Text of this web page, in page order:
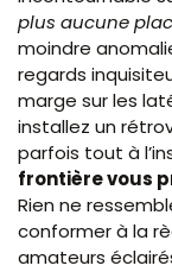
plus aucune
moindre
regards
marge sur les
installez un
parfois tout à
frontière vous
Rien ne
conformer à la
amateurs